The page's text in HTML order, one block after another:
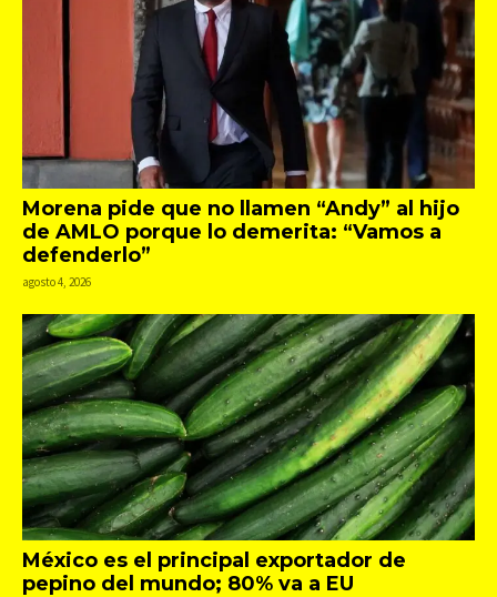
Morena pide que no llamen “Andy” al hijo
de AMLO porque lo demerita: “Vamos a
defenderlo”
agosto 4, 2026
México es el principal exportador de
pepino del mundo; 80% va a EU